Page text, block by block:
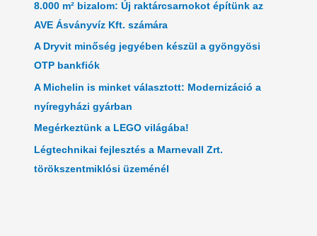
8.000 m² bizalom: Új raktárcsarnokot építünk az
AVE Ásványvíz Kft. számára
A Dryvit minőség jegyében készül a gyöngyösi
OTP bankfiók
A Michelin is minket választott: Modernizáció a
nyíregyházi gyárban
Megérkeztünk a LEGO világába!
Légtechnikai fejlesztés a Marnevall Zrt.
törökszentmiklósi üzeménél